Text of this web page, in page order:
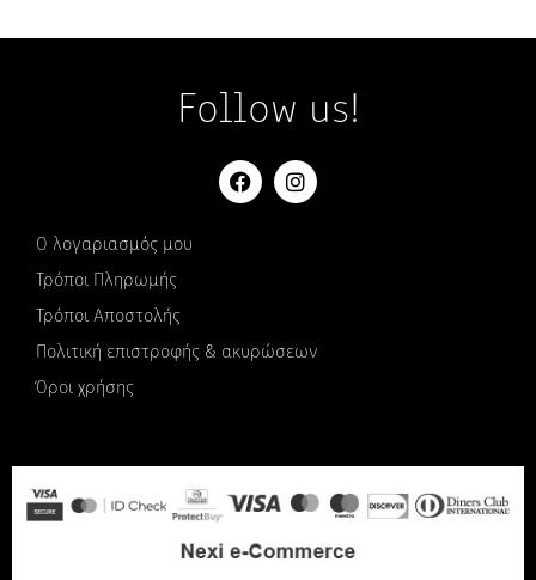
Follow us!
Ο λογαριασμός μου
Τρόποι Πληρωμής
Τρόποι Αποστολής
Πολιτική επιστροφής & ακυρώσεων
Όροι χρήσης